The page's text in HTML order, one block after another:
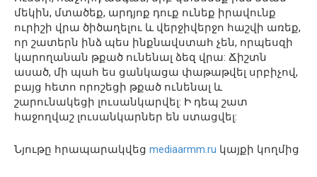
մեկին, մտածեք, արդյոք դուք ունեք իրավունք
ուրիշի վրա ծիծաղելու և վերջիվերջո հաշվի առեք,
որ շատերն ինձ պես ինքնավստահ չեն, որպեսզի
կարողանան թքած ունենալ ձեզ վրա: Ճիշտն
ասած, մի պահ ես ցանկացա փաթաթվել սրբիչով,
բայց հետո որոշեցի թքած ունենալ և
շարունակեցի լուսանկարվել: Ի դեպ շատ
հաջողվաշ լուսանկարներ են ստացվել:
Նյութը հրապարակվեց mediaarmm.ru կայքի կողմից